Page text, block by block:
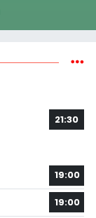
21:30
19:00
19:00